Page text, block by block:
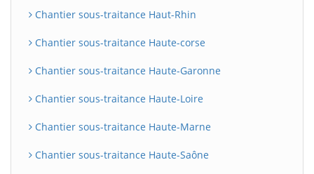
Chantier sous-traitance Haut-Rhin
Chantier sous-traitance Haute-corse
Chantier sous-traitance Haute-Garonne
Chantier sous-traitance Haute-Loire
Chantier sous-traitance Haute-Marne
Chantier sous-traitance Haute-Saône